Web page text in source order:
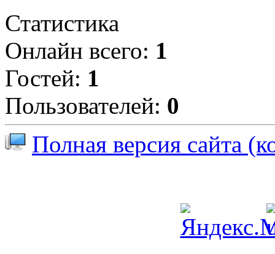
Статистика
Онлайн всего: 1
Гостей: 1
Пользователей: 0
Полная версия сайта